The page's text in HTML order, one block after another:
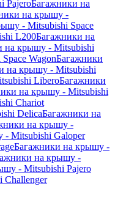
PajeroБагажники на
на крышу -
- Mitsubishi Space
L200Багажники на
на крышу - Mitsubishi
WagonБагажники
на крышу - Mitsubishi
LiberoБагажники
на крышу - Mitsubishi
Chariot
DelicaБагажники на
на крышу -
Mitsubishi Galoper
Багажники на крышу -
на крышу -
- Mitsubishi Pajero
Challenger